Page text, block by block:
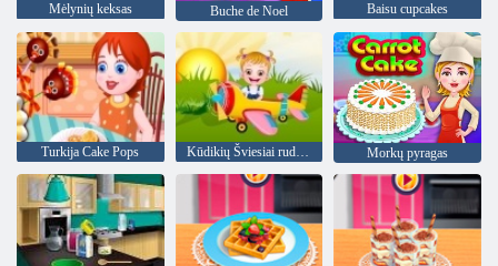
Mėlynių keksas Buche de Noel Baisu cupcakes
Turkija Cake Pops Kūdikių Šviesiai ruda: Laikas vakarienei Morkų pyragas